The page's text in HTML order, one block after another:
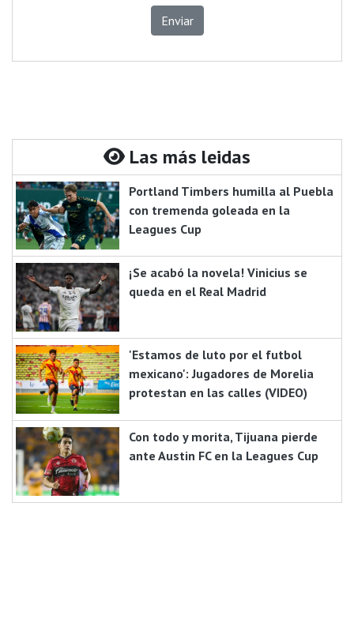
Enviar
Las más leidas
Portland Timbers humilla al Puebla
con tremenda goleada en la
Leagues Cup
¡Se acabó la novela! Vinicius se
queda en el Real Madrid
'Estamos de luto por el futbol
mexicano': Jugadores de Morelia
protestan en las calles (VIDEO)
Con todo y morita, Tijuana pierde
ante Austin FC en la Leagues Cup